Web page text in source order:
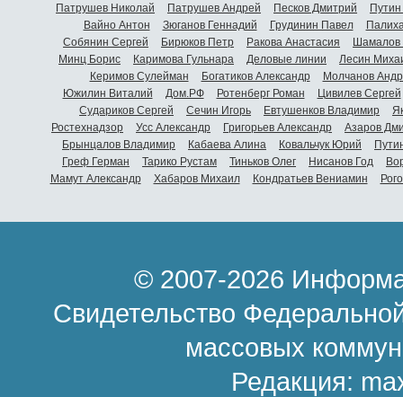
Патрушев Николай
Патрушев Андрей Песков Дмитрий
Вайно Антон
Зюганов Геннадий Грудинин Павел
Собянин Сергей
Бирюков Петр Ракова Анастасия
Шамалов
Минц Борис
Каримова Гульнара Деловые линии
Лесин
Керимов Сулейман
Богатиков Александр
Молчанов
Южилин Виталий
Дом.РФ Ротенберг Роман
Цивилев Сергей
Судариков Сергей
Сечин Игорь Евтушенков Владимир
Ростехнадзор
Усс Александр Григорьев Александр
Азаров
Брынцалов Владимир
Кабаева Алина Ковальчук Юрий
Греф Герман
Тарико Рустам Тиньков Олег Нисанов Год
Мамут Александр
Хабаров Михаил Кондратьев Вениамин
© 2007-2026
Свидетельство
массовых
Редакция: